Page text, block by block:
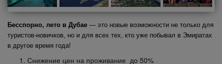
Бесспорно, лето в Дубае — это новые возможности не только для
туристов-новичков, но и для всех тех, кто уже побывал в Эмиратах
в другое время года!
Снижение цен на проживание до 50%